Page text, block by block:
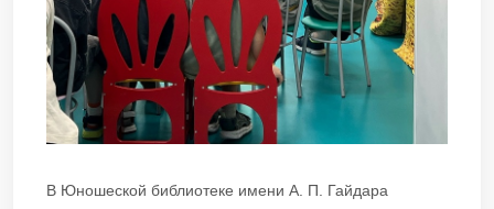
В Юношеской библиотеке имени А. П. Гайдара